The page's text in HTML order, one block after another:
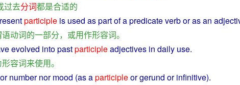
过去分词都是合适的
participle is used aspartof apredicateverborasan
语动词的一部分， 或用作形容词。
evolved intopastparticipleadjectives in daily use.
形容词来使用。
numbernormood (asaparticipleorgerund or infinitive).